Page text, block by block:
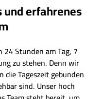
erfahrenes
Stunden am Tag, 7
zu stehen. Denn wir
Tageszeit gebunden
sind. Unser hoch